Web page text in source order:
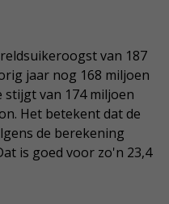
van 187
jaar nog 168 miljoen
stijgt van 174 miljoen
Het betekent dat de
de berekening
is goed voor zo'n 23,4